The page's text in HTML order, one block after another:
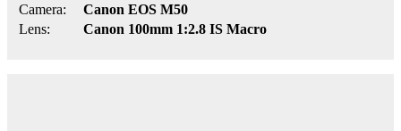
Camera:
Canon EOS M50
Lens:
Canon 100mm 1:2.8 IS Macro